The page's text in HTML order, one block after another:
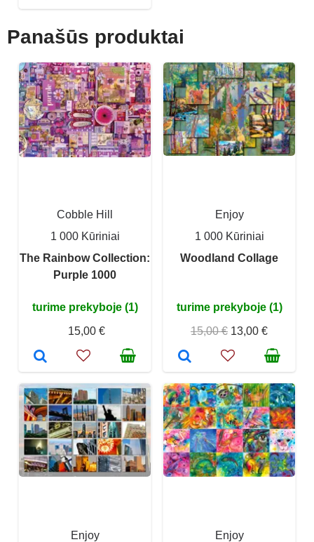
Panašūs produktai
Cobble Hill
1 000 Kūriniai
The Rainbow Collection:
Purple 1000
turime prekyboje (1)
15,00 €
Enjoy
1 000 Kūriniai
Woodland Collage
turime prekyboje (1)
15,00 € 13,00 €
Enjoy
Enjoy